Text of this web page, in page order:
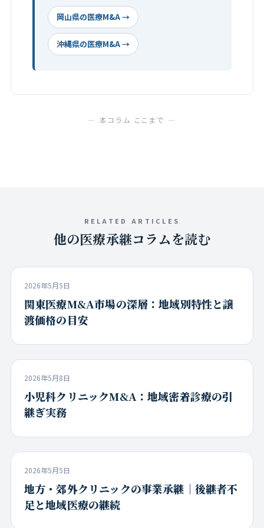
岡山県の医療M&A →
沖縄県の医療M&A →
— 本コラム ここまで —
RELATED ARTICLES
他の医療承継コラムを読む
2026年5月5日
関東医療M&A市場の深層：地域別特性と譲
渡価格の目安
2026年5月8日
小児科クリニックM&A：地域密着診療の引
継ぎ実務
2026年5月5日
地方・郊外クリニックの事業承継｜後継者不
足と地域医療の継続